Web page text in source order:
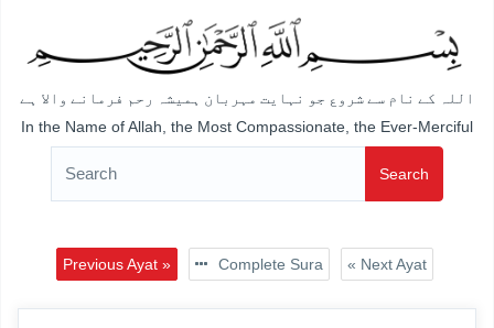
اللہ کے نام سے شروع جو نہایت مہربان ہمیشہ رحم فرمانے والا ہے
In the Name of Allah, the Most Compassionate, the Ever-Merciful
Search
Previous Ayat » Complete Sura « Next Ayat